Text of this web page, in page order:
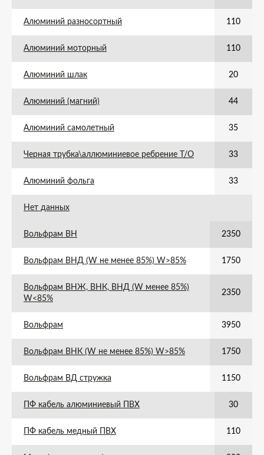
Алюминий разносортный 110
Алюминий моторный 110
Алюминий шлак 20
Алюминий (магний) 44
Алюминий самолетный 35
Черная трубка\аллюминиевое ребрение Т/О 33
Алюминий фольга 33
Нет данных
Вольфрам ВН 2350
Вольфрам ВНД (W не менее 85%) W>85% 1750
Вольфрам ВНЖ, ВНК, ВНД (W менее 85%)
W<85%
2350
Вольфрам 3950
Вольфрам ВНК (W не менее 85%) W>85% 1750
Вольфрам ВД стружка 1150
ПФ кабель алюминиевый ПВХ 30
ПФ кабель медный ПВХ 110